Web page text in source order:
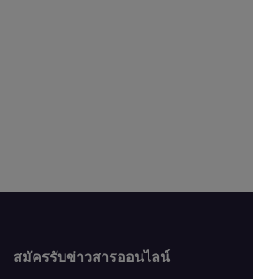
สมัครรับข่าวสารออนไลน์